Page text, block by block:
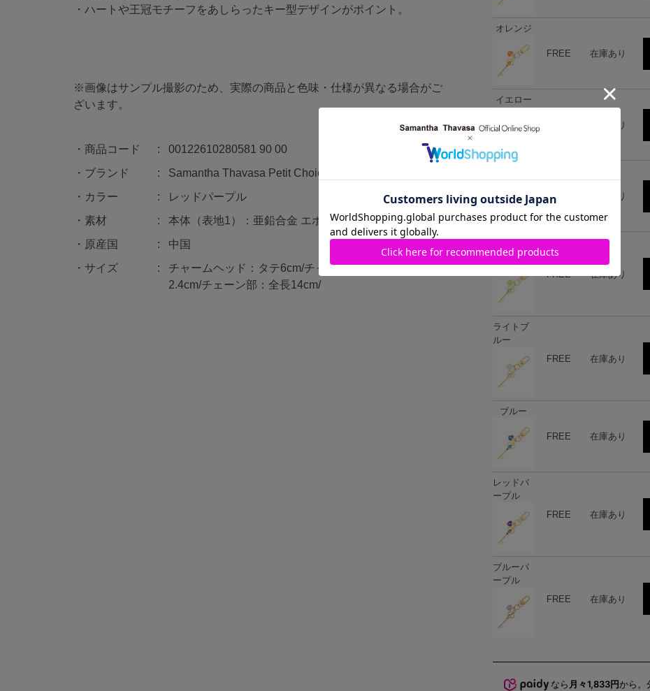
・ハートや王冠モチーフをあしらったキー型デザインがポイント。
※画像はサンプル撮影のため、実際の商品と色味・仕様が異なる場合がご
ざいます。
商品コード
00122610280581 90 00
ブランド
Samantha Thavasa Petit Choice
カラー
レッドパープル
素材
本体（表地1）：亜鉛合金 エポキシ樹脂 鉄
原産国
中国
サイズ
チャームヘッド：タテ6cm/チャームヘッド：ヨコ
2.4cm/チェーン部：全長14cm/
オレンジ
FREE 在庫あり
商品在庫
イエロー
在庫あり
ハート商品在庫
FREE 在庫あり
ハート商品在庫
イエロー
グリーン
FREE
在庫あり
ハート商品在庫
ライトブ
ルー
FREE
在庫あり
商品在庫
ブルー
FREE 在庫あり
商品在庫
レッドパ
ープル
FREE
在庫あり
商品在庫
ブルーパ
ープル
FREE
在庫あり
商品在庫
なら 月々1,833円から。